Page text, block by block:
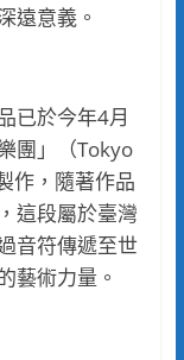
遠意義。
已於今年4月
團」（Tokyo
作，隨著作品
這段屬於臺灣
音符傳遞至世
藝術力量。